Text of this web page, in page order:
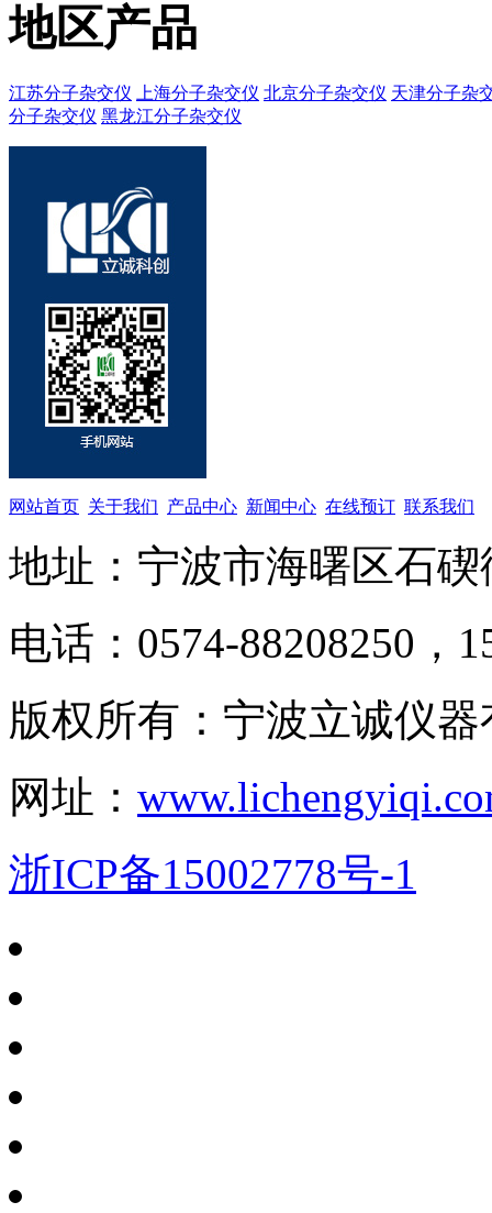
地区产品
江苏分子杂交仪 上海分子杂交仪 北京分子杂交仪 天津分子杂
分子杂交仪 黑龙江分子杂交仪
网站首页 关于我们 产品中心 新闻中心 在线预订 联系我们
地址：宁波市海曙区石
电话：0574-88208250，
版权所有：宁波立诚仪
网址：
浙ICP备15002778号-1